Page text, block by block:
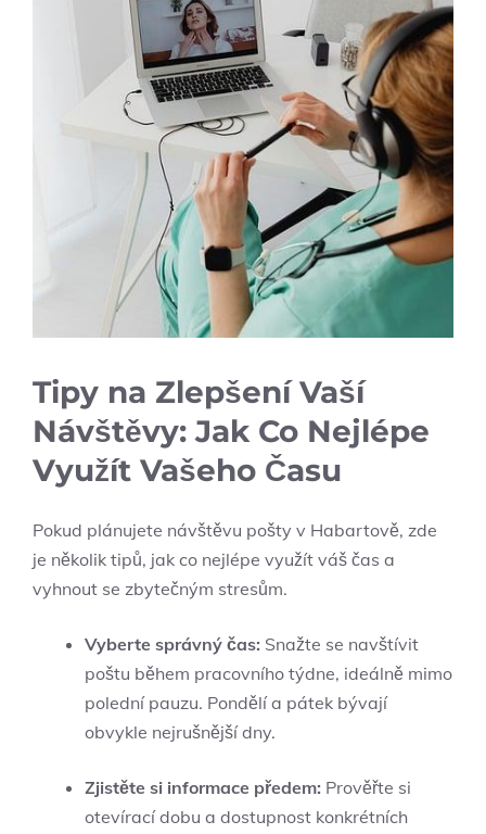
Tipy na Zlepšení Vaší
Návštěvy: Jak Co Nejlépe
Využít Vašeho Času
Pokud plánujete návštěvu pošty v Habartově, zde
je několik tipů, jak co nejlépe využít váš čas a
vyhnout se zbytečným stresům.
Vyberte správný čas: Snažte se navštívit
poštu během pracovního týdne, ideálně mimo
polední pauzu. Pondělí a pátek bývají
obvykle nejrušnější dny.
Zjistěte si informace předem: Prověřte si
otevírací dobu a dostupnost konkrétních